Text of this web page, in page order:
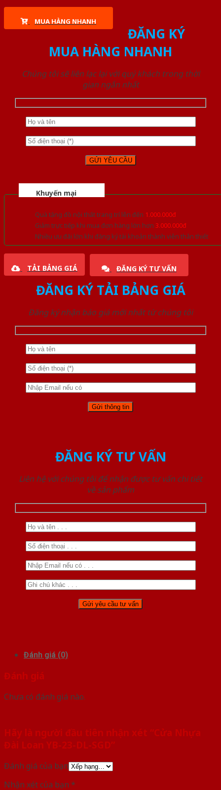
MUA HÀNG NHANH
ĐĂNG KÝ
MUA HÀNG NHANH
Chúng tôi sẽ liên lạc lại với quý khách trong thời
gian ngắn nhất
Khuyến mại
Quà tặng đồ nội thất trang trí lên đến 1.000.000đ
Giảm trực tiếp khi mua đơn hàng lớn hơn 3.000.000đ
Nhiều ưu đãi lớn khi đăng ký tài khoản thành viên thân thiết
TẢI BẢNG GIÁ ĐĂNG KÝ TƯ VẤN
ĐĂNG KÝ TẢI BẢNG GIÁ
Đăng ký nhận báo giá mới nhất từ chúng tôi
ĐĂNG KÝ TƯ VẤN
Liên hệ với chúng tôi để nhận được tư vấn chi tiết
về sản phẩm
Đánh giá (0)
Đánh giá
Chưa có đánh giá nào.
Hãy là người đầu tiên nhận xét “Cửa Nhựa
Đài Loan YB-23-DL-SGD”
Đánh giá của bạn
Nhận xét của bạn *